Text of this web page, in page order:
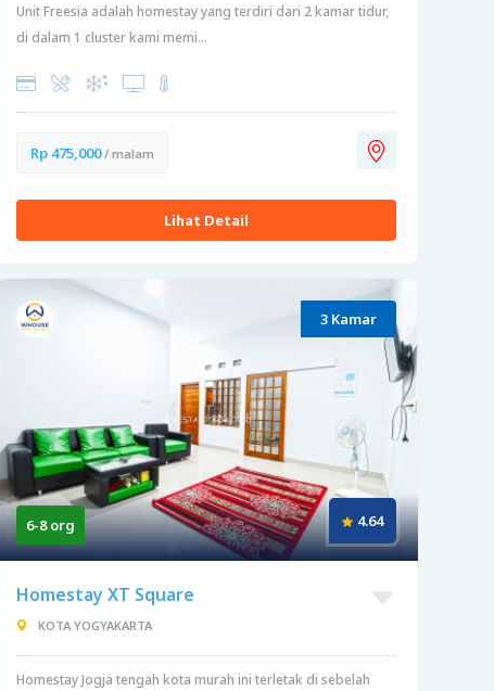
Unit Freesia adalah homestay yang terdiri dari 2 kamar tidur,
di dalam 1 cluster kami memi...
Rp 475,000/ malam
Lihat Detail
3 Kamar
6-8 org 4.64
Homestay XT Square
KOTA YOGYAKARTA
Homestay Jogja tengah kota murah ini terletak di sebelah